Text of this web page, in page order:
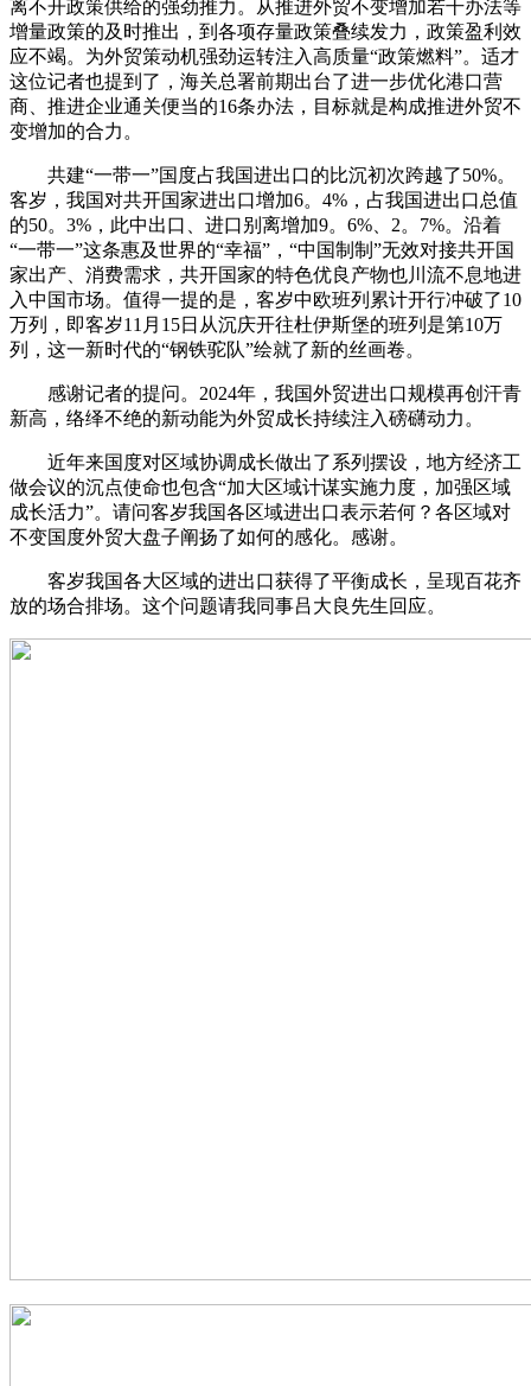
离不开政策供给的强劲推力。从推进外贸不变增加若干办法等
增量政策的及时推出，到各项存量政策叠续发力，政策盈利效
应不竭。为外贸策动机强劲运转注入高质量“政策燃料”。适才
这位记者也提到了，海关总署前期出台了进一步优化港口营
商、推进企业通关便当的16条办法，目标就是构成推进外贸不
变增加的合力。
共建“一带一”国度占我国进出口的比沉初次跨越了50%。
客岁，我国对共开国家进出口增加6。4%，占我国进出口总值
的50。3%，此中出口、进口别离增加9。6%、2。7%。沿着
“一带一”这条惠及世界的“幸福”，“中国制制”无效对接共开国
家出产、消费需求，共开国家的特色优良产物也川流不息地进
入中国市场。值得一提的是，客岁中欧班列累计开行冲破了10
万列，即客岁11月15日从沉庆开往杜伊斯堡的班列是第10万
列，这一新时代的“钢铁驼队”绘就了新的丝画卷。
感谢记者的提问。2024年，我国外贸进出口规模再创汗青
新高，络绎不绝的新动能为外贸成长持续注入磅礴动力。
近年来国度对区域协调成长做出了系列摆设，地方经济工
做会议的沉点使命也包含“加大区域计谋实施力度，加强区域
成长活力”。请问客岁我国各区域进出口表示若何？各区域对
不变国度外贸大盘子阐扬了如何的感化。感谢。
客岁我国各大区域的进出口获得了平衡成长，呈现百花齐
放的场合排场。这个问题请我同事吕大良先生回应。